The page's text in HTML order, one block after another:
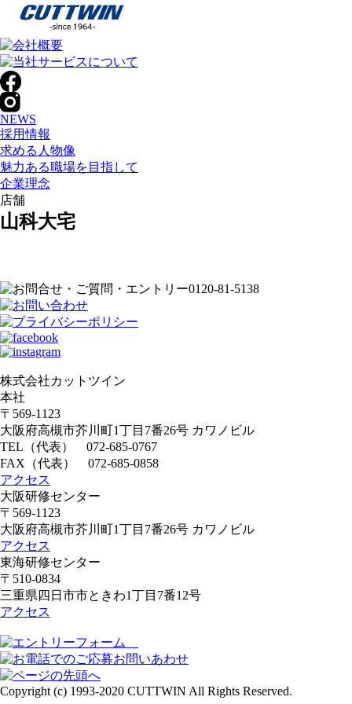
NEWS
採用情報
求める人物像
魅力ある職場を目指して
企業理念
店舗
山科大宅
株式会社カットツイン
本社
〒569-1123
大阪府高槻市芥川町1丁目7番26号 カワノビル
TEL（代表） 072-685-0767
FAX（代表） 072-685-0858
アクセス
大阪研修センター
〒569-1123
大阪府高槻市芥川町1丁目7番26号 カワノビル
アクセス
東海研修センター
〒510-0834
三重県四日市市ときわ1丁目7番12号
アクセス
Copyright (c) 1993-2020 CUTTWIN All Rights Reserved.